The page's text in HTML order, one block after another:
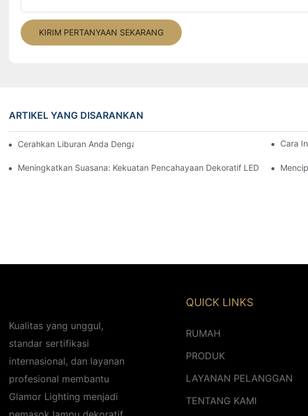
KIRIM PERTANYAAN SEKARANG
ARTIKEL YANG DISARANKAN
Cerahkan Liburan Anda Dengan Lampu Motif LED Cara
Meningkatkan Suasana: Kekuatan Pencahayaan Dekoratif LED
Kualitas yang unggul,
standar sertifikasi
internasional, dan layanan
profesional membantu
Glamor Lighting menjadi
QUICK LINKS
RUMAH
PRODUK
LAYANAN PELANGGAN
TENTANG KAMI